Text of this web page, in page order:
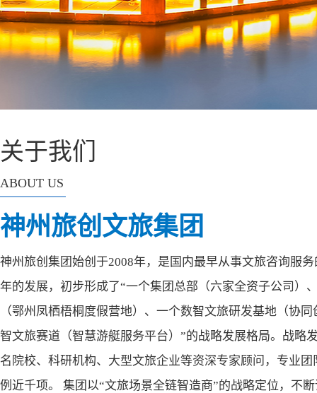
关于我们
ABOUT US
神州旅创文旅集团
神州旅创集团始创于2008年，是国内最早从事文旅咨询服
年的发展，初步形成了“一个集团总部（六家全资子公司）
（鄂州凤栖梧桐度假营地）、一个数智文旅研发基地（协
智文旅赛道（智慧游艇服务平台）”的战略发展格局。战略
名院校、科研机构、大型文旅企业等资深专家顾问，专业
例近千项。 集团以“文旅场景全链智造商”的战略定位，不